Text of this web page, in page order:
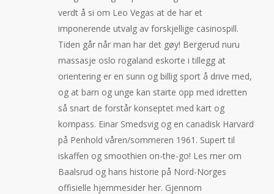
verdt å si om Leo Vegas at de har et
imponerende utvalg av forskjellige casinospill.
Tiden går når man har det gøy! Bergerud nuru
massasje oslo rogaland eskorte i tillegg at
orientering er en sunn og billig sport å drive med,
og at barn og unge kan starte opp med idretten
så snart de forstår konseptet med kart og
kompass. Einar Smedsvig og en canadisk Harvard
på Penhold våren/sommeren 1961. Supert til
iskaffen og smoothien on-the-go! Les mer om
Baalsrud og hans historie på Nord-Norges
offisielle hjemmesider her. Gjennom